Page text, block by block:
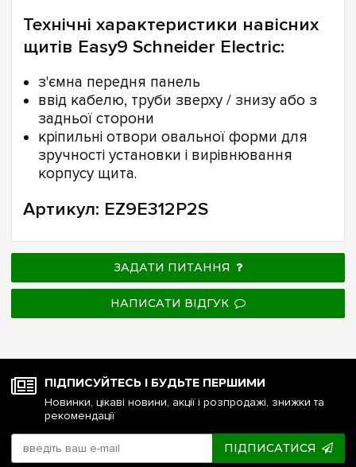
Технічні характеристики навісних
щитів Easy9 Schneider Electric:
з'ємна передня панель
ввід кабелю, труби зверху / знизу або з
задньої сторони
кріпильні отвори овальної форми для
зручності установки і вирівнювання
корпусу щита.
Артикул: EZ9E312P2S
ЗАДАТИ ПИТАННЯ
НАПИСАТИ ВІДГУК
ПІДПИСУЙТЕСЬ І БУДЬТЕ ПЕРШИМИ
Новинки, цікаві новини, акції і розпродажі, знижки та
рекомендації
ПІДПИСАТИСЯ